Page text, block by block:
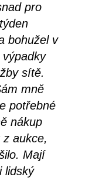
pro
bohužel v
sítě.
mně
potřebné
nákup
aukce,
Mají
lidský